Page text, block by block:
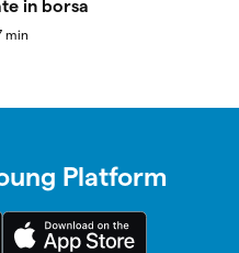
in borsa
min
Platform